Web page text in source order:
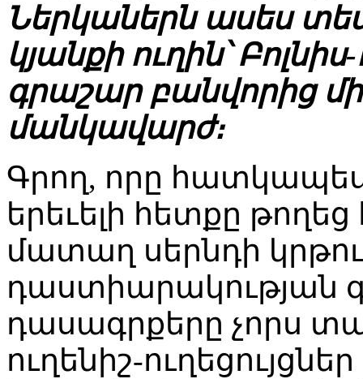
Ներկաներն ասես
կյանքի ուղին՝
գրաշար բանվորից
մանկավարժ։
Գրող, որը
երեւելի հետքը
մատաղ սերնդի
դաստիարակության
դասագրքերը չորս
ուղենիշ-